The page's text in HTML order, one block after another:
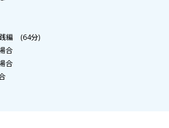
編 (64分)
合
合